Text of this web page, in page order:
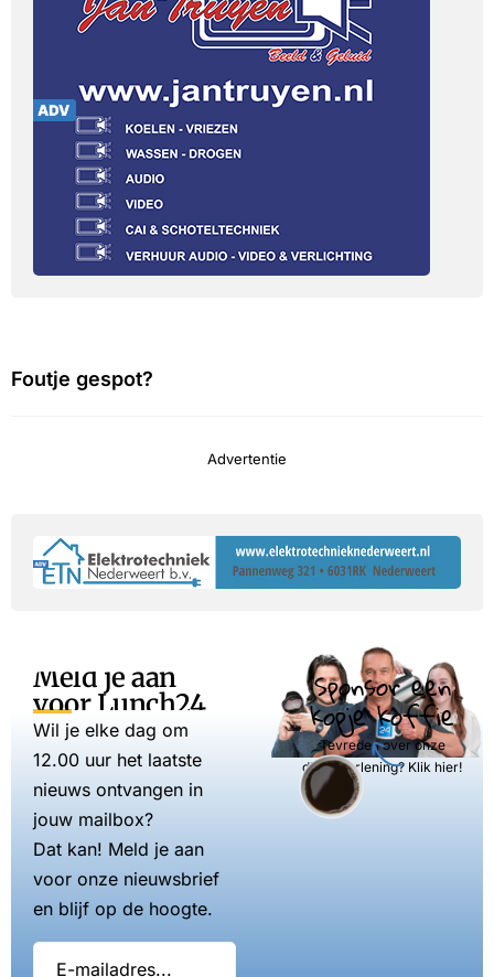
Foutje gespot?
Advertentie
Meld je aan
voor Lunch24
Wil je elke dag om
12.00 uur het laatste
nieuws ontvangen in
jouw mailbox?
Dat kan! Meld je aan
voor onze nieuwsbrief
en blijf op de hoogte.
Sponsor een
kopje koffie
Tevreden over onze
dienstverlening? Klik hier!